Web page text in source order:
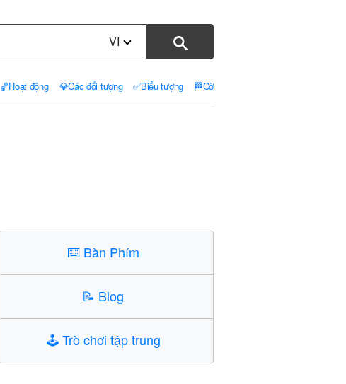
VI
🏀Hoạt động 💎Các đối tượng ✅Biểu tượng 🏁Cờ
⌨️ Bàn Phím
📝 Blog
🕹️Trò chơi tập trung